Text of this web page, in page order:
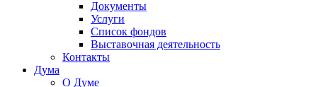
Документы
Услуги
Список фондов
Выставочная деятельность
Контакты
Дума
О Думе